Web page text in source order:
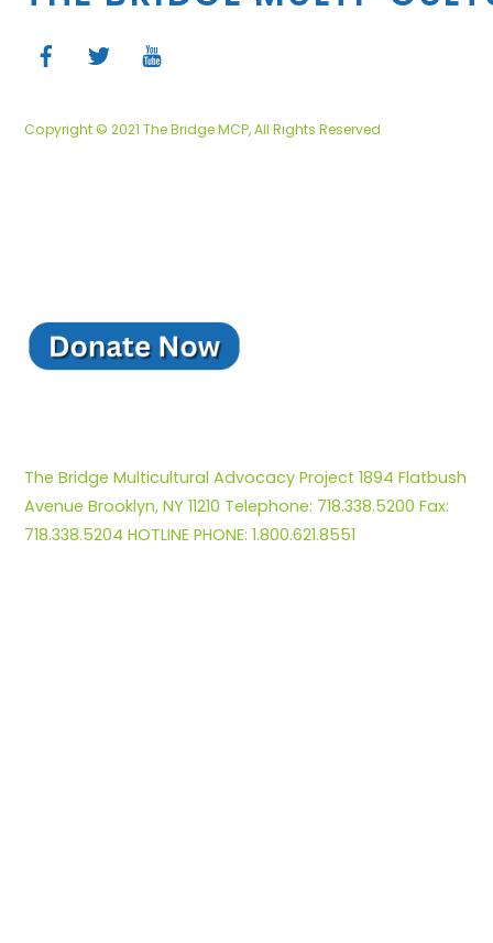
Copyright © 2021 The Bridge MCP, All Rights Reserved
The Bridge Multicultural Advocacy Project 1894 Flatbush
Avenue Brooklyn, NY 11210 Telephone: 718.338.5200 Fax:
718.338.5204 HOTLINE PHONE: 1.800.621.8551